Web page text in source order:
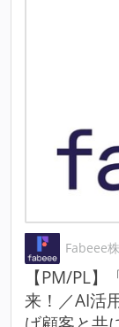
Fabeee
【PM/PL
来！／AI活